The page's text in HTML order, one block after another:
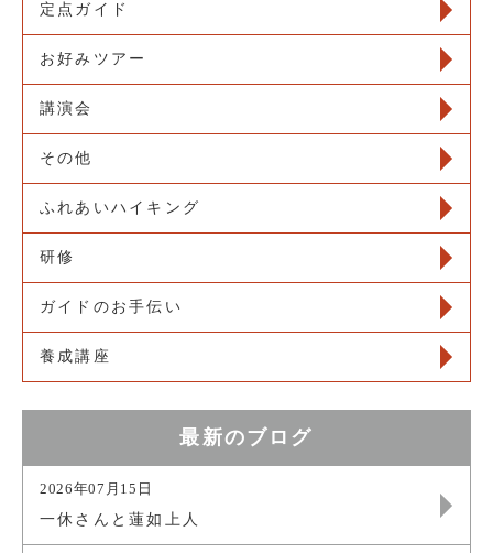
定点ガイド
お好みツアー
講演会
その他
ふれあいハイキング
研修
ガイドのお手伝い
養成講座
最新のブログ
2026年07月15日
一休さんと蓮如上人